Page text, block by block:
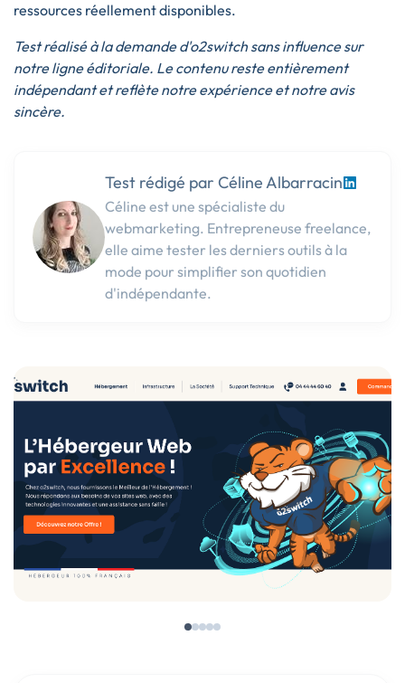
ressources réellement disponibles.
Test réalisé à la demande d'o2switch sans influence sur
notre ligne éditoriale. Le contenu reste entièrement
indépendant et reflète notre expérience et notre avis
sincère.
Test rédigé par Céline Albarracin
Céline est une spécialiste du
webmarketing. Entrepreneuse freelance,
elle aime tester les derniers outils à la
mode pour simplifier son quotidien
d'indépendante.